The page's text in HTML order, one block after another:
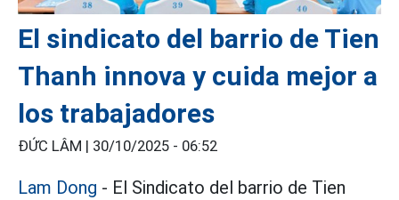
El sindicato del barrio de Tien
Thanh innova y cuida mejor a
los trabajadores
ĐỨC LÂM | 30/10/2025 - 06:52
Lam Dong - El Sindicato del barrio de Tien